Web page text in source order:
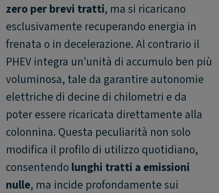
zero per brevi tratti, ma si ricaricano
esclusivamente recuperando energia in
frenata o in decelerazione. Al contrario il
PHEV integra un’unità di accumulo ben più
voluminosa, tale da garantire autonomie
elettriche di decine di chilometri e da
poter essere ricaricata direttamente alla
colonnina. Questa peculiarità non solo
modifica il profilo di utilizzo quotidiano,
consentendo lunghi tratti a emissioni
nulle, ma incide profondamente sui